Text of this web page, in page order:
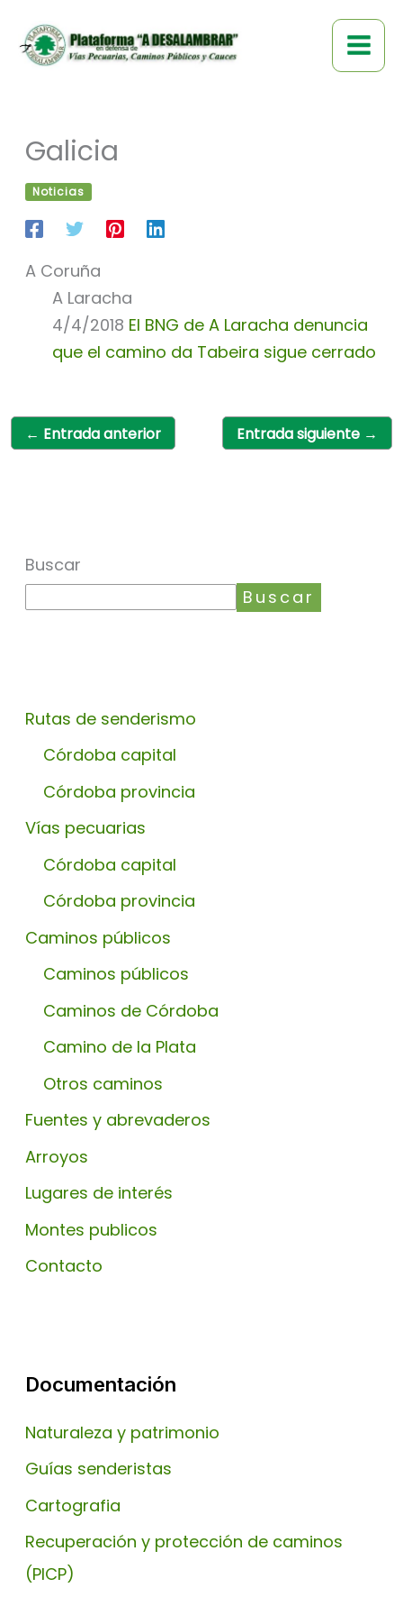
contenido
Galicia
Noticias
A Coruña
A Laracha
4/4/2018 El BNG de A Laracha denuncia
que el camino da Tabeira sigue cerrado
← Entrada anterior Entrada siguiente →
Buscar
Buscar
Rutas de senderismo
Córdoba capital
Córdoba provincia
Vías pecuarias
Córdoba capital
Córdoba provincia
Caminos públicos
Caminos públicos
Caminos de Córdoba
Camino de la Plata
Otros caminos
Fuentes y abrevaderos
Arroyos
Lugares de interés
Montes publicos
Contacto
Documentación
Naturaleza y patrimonio
Guías senderistas
Cartografia
Recuperación y protección de caminos
(PICP)